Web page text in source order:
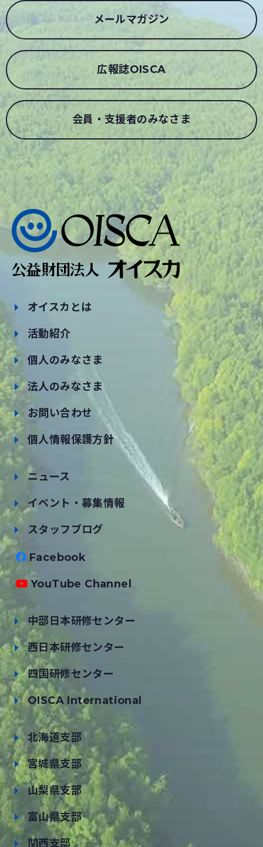
メールマガジン
広報誌OISCA
会員・支援者のみなさま
オイスカとは
活動紹介
個人のみなさま
法人のみなさま
お問い合わせ
個人情報保護方針
ニュース
イベント・募集情報
スタッフブログ
Facebook
YouTube Channel
中部日本研修センター
西日本研修センター
四国研修センター
OISCA International
北海道支部
宮城県支部
山梨県支部
富山県支部
関西支部